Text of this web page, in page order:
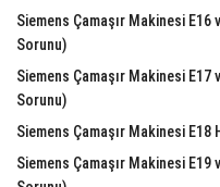
Siemens Çamaşır Makinesi
Sorunu)
Siemens Çamaşır Makinesi E17
Sorunu)
Siemens Çamaşır Makinesi
Siemens Çamaşır Makinesi E19